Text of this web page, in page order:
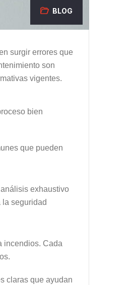
BLOG
surgir errores que
son
vigentes.
bien
que pueden
exhaustivo
seguridad
incendios. Cada
claras que ayudan